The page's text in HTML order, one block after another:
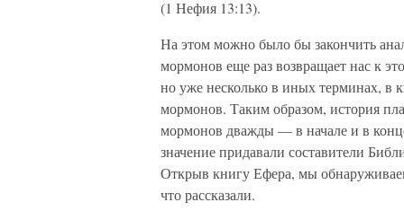
(1 Нефия 13:13).
На этом можно было бы закончить
мормонов еще раз возвращает нас к
но уже несколько в иных терминах, в
мормонов. Таким образом, история
мормонов дважды — в начале и в
значение придавали составители
Открыв книгу Ефера, мы
что рассказали.